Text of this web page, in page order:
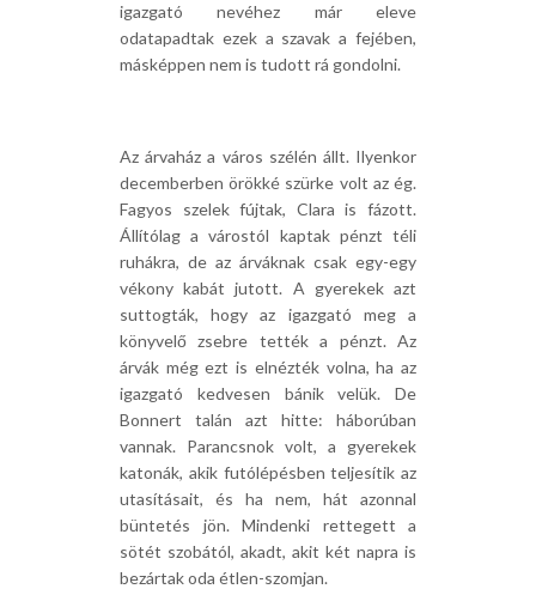
igazgató nevéhez már eleve
odatapadtak ezek a szavak a fejében,
másképpen nem is tudott rá gondolni.
Az árvaház a város szélén állt. Ilyenkor
decemberben örökké szürke volt az ég.
Fagyos szelek fújtak, Clara is fázott.
Állítólag a várostól kaptak pénzt téli
ruhákra, de az árváknak csak egy-egy
vékony kabát jutott. A gyerekek azt
suttogták, hogy az igazgató meg a
könyvelő zsebre tették a pénzt. Az
árvák még ezt is elnézték volna, ha az
igazgató kedvesen bánik velük. De
Bonnert talán azt hitte: háborúban
vannak. Parancsnok volt, a gyerekek
katonák, akik futólépésben teljesítik az
utasításait, és ha nem, hát azonnal
büntetés jön. Mindenki rettegett a
sötét szobától, akadt, akit két napra is
bezártak oda étlen-szomjan.